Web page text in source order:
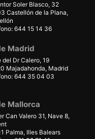
Soler Blasco, 32
Castellón de la Plana,
644 15 14 36
Madrid
del Dr Calero, 19
Majadahonda, Madrid
644 35 04 03
Mallorca
Can Valero 31, Nave 8,
Palma, Illes Balears